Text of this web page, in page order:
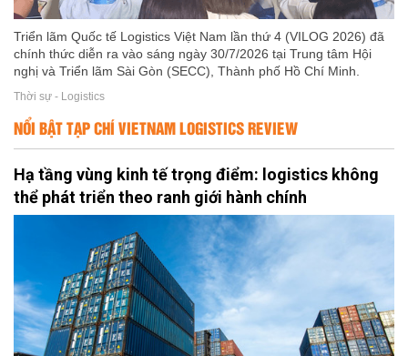
Triển lãm Quốc tế Logistics Việt Nam lần thứ 4 (VILOG 2026) đã
chính thức diễn ra vào sáng ngày 30/7/2026 tại Trung tâm Hội
nghị và Triển lãm Sài Gòn (SECC), Thành phố Hồ Chí Minh.
Thời sự - Logistics
NỔI BẬT TẠP CHÍ VIETNAM LOGISTICS REVIEW
Hạ tầng vùng kinh tế trọng điểm: logistics không
thể phát triển theo ranh giới hành chính